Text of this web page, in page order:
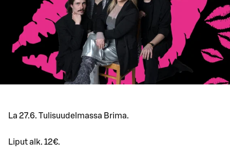
La 27.6. Tulisuudelmassa Brima.
Liput alk. 12€.